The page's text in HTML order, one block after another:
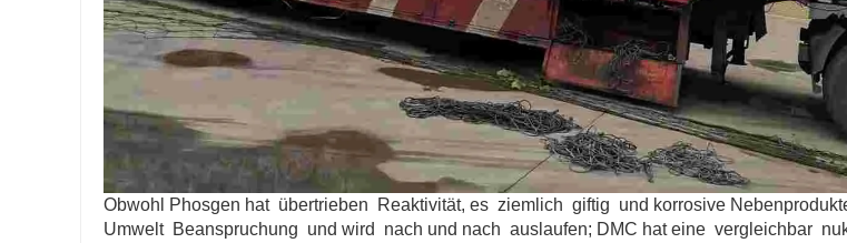
Obwohl Phosgen hat übertrieben Reaktivität, es ziemlich giftig und korrosive
Umwelt Beanspruchung und wird nach und nach auslaufen; DMC hat eine vergleichbar